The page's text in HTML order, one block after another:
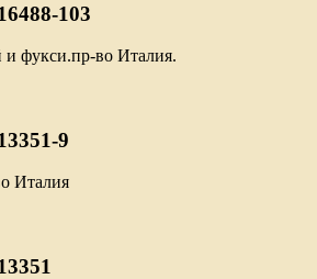
103
и фукси.пр-во Италия.
9
Италия